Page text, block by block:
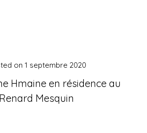
Hmaine en résidence au
Renard Mesquin
on 1 septembre 2020